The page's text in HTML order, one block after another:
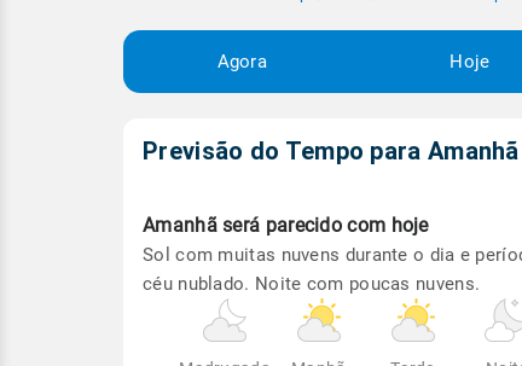
Agora Hoje
Previsão do Tempo para Amanhã
Amanhã será parecido com hoje
Sol com muitas nuvens durante o dia e
céu nublado. Noite com poucas nuvens.